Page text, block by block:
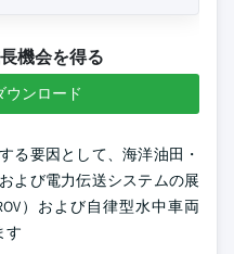
機会を得る
ウンロード
る要因として、海洋油田・
よび電力伝送システムの展
）および自律型水中車両
す